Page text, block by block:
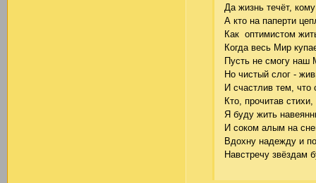
Да жизнь течёт,
А кто на паперти
Как оптимистом
Когда весь Мир
Пусть не смогу наш
Но чистый слог -
И счастлив тем, что
Кто, прочитав
Я буду жить
И соком алым на
Вдохну надежду и
Навстречу звёздам